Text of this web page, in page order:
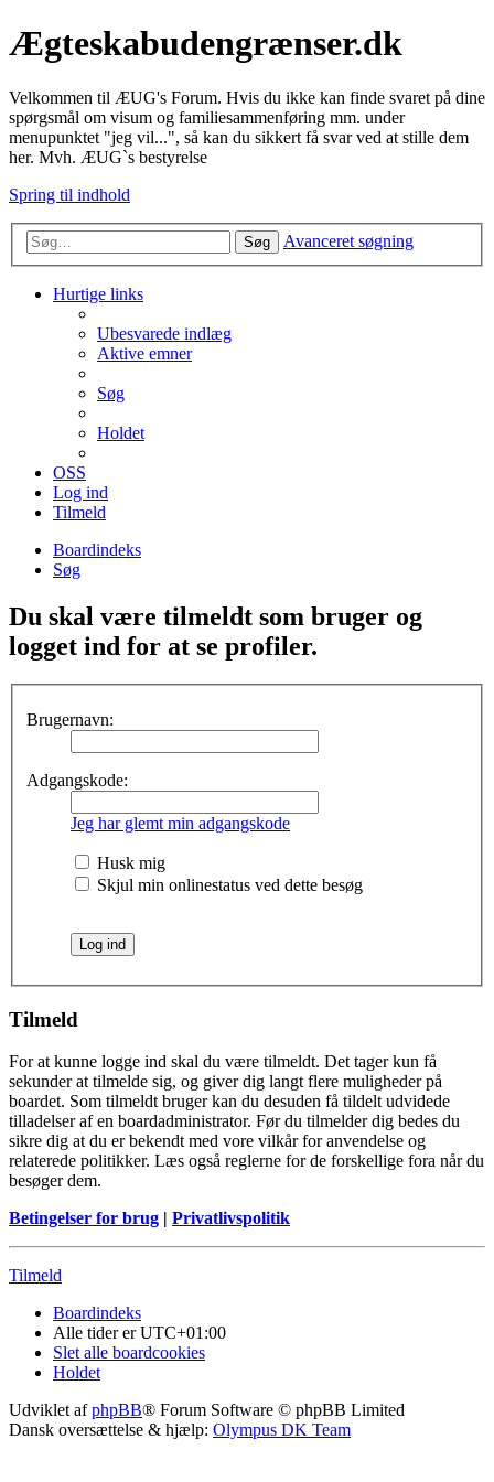
Ægteskabudengrænser.dk
Velkommen til ÆUG's Forum. Hvis du ikke kan finde svaret på dine
spørgsmål om visum og familiesammenføring mm. under
menupunktet "jeg vil...", så kan du sikkert få svar ved at stille dem
her. Mvh. ÆUG`s bestyrelse
Spring til indhold
Søg Avanceret søgning
Hurtige links
Ubesvarede indlæg
Aktive emner
Søg
Holdet
OSS
Log ind
Tilmeld
Boardindeks
Søg
Du skal være tilmeldt som bruger og
logget ind for at se profiler.
Brugernavn:
Adgangskode:
Jeg har glemt min adgangskode
Husk mig
Skjul min onlinestatus ved dette besøg
Tilmeld
For at kunne logge ind skal du være tilmeldt. Det tager kun få
sekunder at tilmelde sig, og giver dig langt flere muligheder på
boardet. Som tilmeldt bruger kan du desuden få tildelt udvidede
tilladelser af en boardadministrator. Før du tilmelder dig bedes du
sikre dig at du er bekendt med vore vilkår for anvendelse og
relaterede politikker. Læs også reglerne for de forskellige fora når du
besøger dem.
Betingelser for brug | Privatlivspolitik
Tilmeld
Boardindeks
Alle tider erUTC+01:00
Slet alle boardcookies
Holdet
Udviklet afphpBB® Forum Software © phpBB Limited
Dansk oversættelse & hjælp: Olympus DK Team